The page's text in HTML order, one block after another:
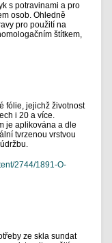
s potravinami a pro
osob. Ohledně
pro použití na
štítkem,
fólie, jejichž životnost
i 20 a více.
je aplikována a dle
tvrzenou vrstvou
2744/1891-O-
ze skla sundat